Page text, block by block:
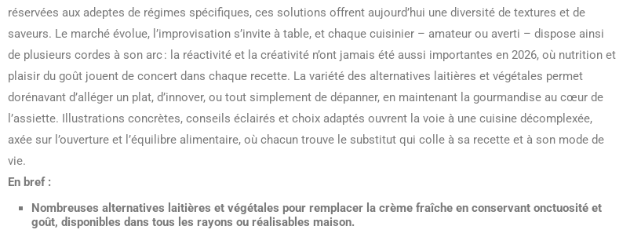
réservées aux adeptes de régimes spécifiques, ces solutions offrent aujourd’hui une diversité de textures et de
saveurs. Le marché évolue, l’improvisation s’invite à table, et chaque cuisinier – amateur ou averti – dispose ainsi
de plusieurs cordes à son arc : la réactivité et la créativité n’ont jamais été aussi importantes en 2026, où nutrition et
plaisir du goût jouent de concert dans chaque recette. La variété des alternatives laitières et végétales permet
dorénavant d’alléger un plat, d’innover, ou tout simplement de dépanner, en maintenant la gourmandise au cœur de
l’assiette. Illustrations concrètes, conseils éclairés et choix adaptés ouvrent la voie à une cuisine décomplexée,
axée sur l’ouverture et l’équilibre alimentaire, où chacun trouve le substitut qui colle à sa recette et à son mode de
vie.
En bref :
Nombreuses alternatives laitières et végétales pour remplacer la crème fraîche en conservant onctuosité et
goût, disponibles dans tous les rayons ou réalisables maison.